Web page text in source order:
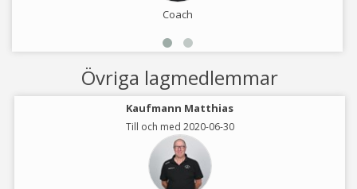
Coach
Övriga lagmedlemmar
Kaufmann Matthias
Till och med 2020-06-30